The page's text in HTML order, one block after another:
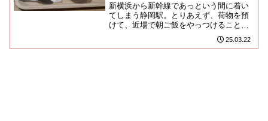
新横浜から新幹線であっという間に着い
てしまう静岡駅。とりあえず、荷物を預
けて、近場で朝ご飯をやっつけることに
しました。駅併設の「アスティ静岡」
は、一昨年にリニューアルしたば...25.03.22